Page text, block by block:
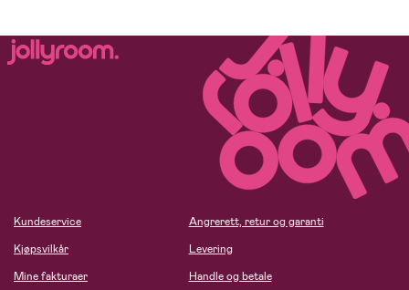
Kundeservice
Kjøpsvilkår
Mine fakturaer
Angrerett, retur og garanti
Levering
Handle og betale